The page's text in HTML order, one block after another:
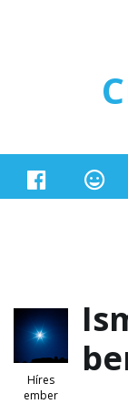
Híres
ember